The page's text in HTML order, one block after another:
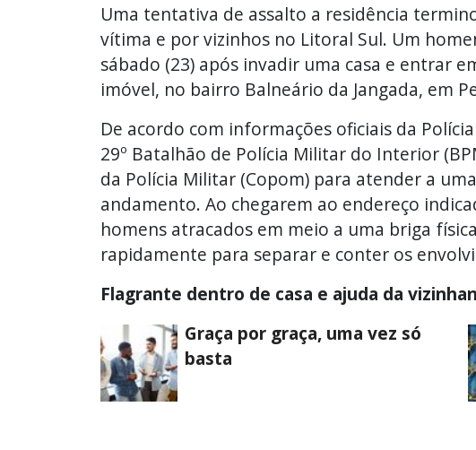
Uma tentativa de assalto a residência
vítima e por vizinhos no Litoral Sul. Um
sábado (23) após invadir uma casa e entrar
imóvel, no bairro Balneário da Jangada, em
De acordo com informações oficiais da
29º Batalhão de Polícia Militar do Interior
da Polícia Militar (Copom) para atender a
andamento. Ao chegarem ao endereço
homens atracados em meio a uma briga
rapidamente para separar e conter os
Flagrante dentro de casa e ajuda da
Graça por graça, uma vez só
basta